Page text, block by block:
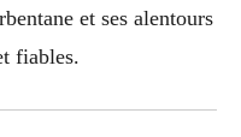
et ses alentours
fiables.